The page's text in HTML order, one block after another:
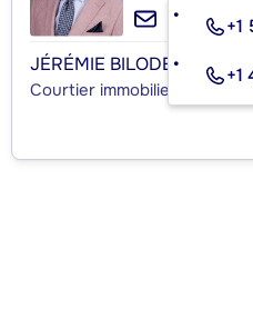
+1
+1
JÉRÉMIE BILODEAU
Courtier immobilier